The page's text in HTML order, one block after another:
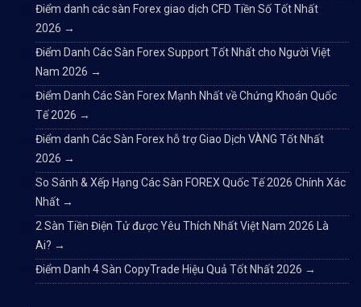
Điểm danh các sàn Forex giao dịch CFD Tiền Số Tốt Nhất
2026 →
Điểm Danh Các Sàn Forex Support Tốt Nhất cho Người Việt
Nam 2026 →
Điểm Danh Các Sàn Forex Mạnh Nhất về Chứng Khoán Quốc
Tế 2026 →
Điểm danh Các Sàn Forex hỗ trợ Giao Dịch VÀNG Tốt Nhất
2026 →
So Sánh & Xếp Hạng Các Sàn FOREX Quốc Tế 2026 Chính Xác
Nhất →
2 Sàn Tiền Điện Tử được Yêu Thích Nhất Việt Nam 2026 Là
Ai? →
Điểm Danh 4 Sàn CopyTrade Hiệu Quả Tốt Nhất 2026 →